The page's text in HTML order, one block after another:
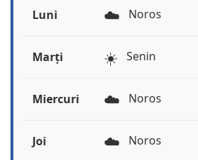
Luni ☁️ Noros
Marți ☀️ Senin
Miercuri ☁️ Noros
Joi ☁️ Noros